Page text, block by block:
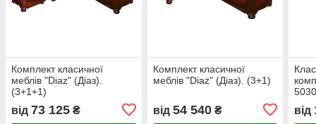
Комплект класичної
меблів "Diaz" (Діаз).
(3+1+1)
від 73 125 ₴
Комплект класичної
меблів "Diaz" (Діаз). (3+1)
від 54 540₴ від